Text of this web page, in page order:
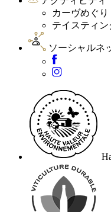
カーヴめぐり
テイスティン
ソーシャルネ